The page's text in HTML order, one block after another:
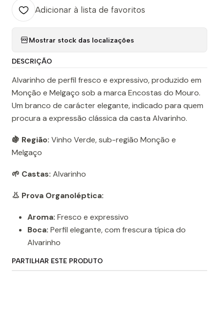
Adicionar à lista de favoritos
Mostrar stock das localizações
DESCRIÇÃO
Alvarinho de perfil fresco e expressivo, produzido em
Monção e Melgaço sob a marca Encostas do Mouro.
Um branco de carácter elegante, indicado para quem
procura a expressão clássica da casta Alvarinho.
🍇 Região: Vinho Verde, sub-região Monção e
Melgaço
🌱 Castas: Alvarinho
👃 Prova Organoléptica:
Aroma: Fresco e expressivo
Boca: Perfil elegante, com frescura típica do
Alvarinho
PARTILHAR ESTE PRODUTO